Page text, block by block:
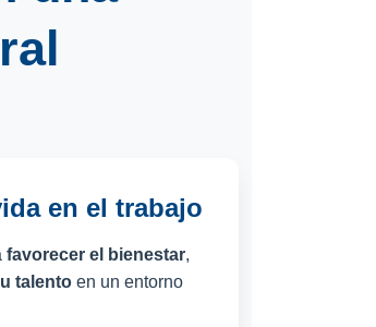
en el trabajo
favorecer el bienestar,
talento en un entorno